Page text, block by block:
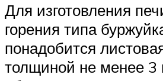
Для изготовления
горения типа
понадобится
толщиной не менее 3